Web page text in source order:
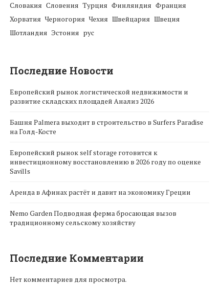
Словакия Словения Турция Финляндия Франция
Хорватия Черногория Чехия Швейцария Швеция
Шотландия Эстония рус
Последние Новости
Европейский рынок логистической недвижимости и
развитие складских площадей Анализ 2026
Башня Palmera выходит в строительство в Surfers Paradise
на Голд-Косте
Европейский рынок self storage готовится к
инвестиционному восстановлению в 2026 году по оценке
Savills
Аренда в Афинах растёт и давит на экономику Греции
Nemo Garden Подводная ферма бросающая вызов
традиционному сельскому хозяйству
Последние Комментарии
Нет комментариев для просмотра.